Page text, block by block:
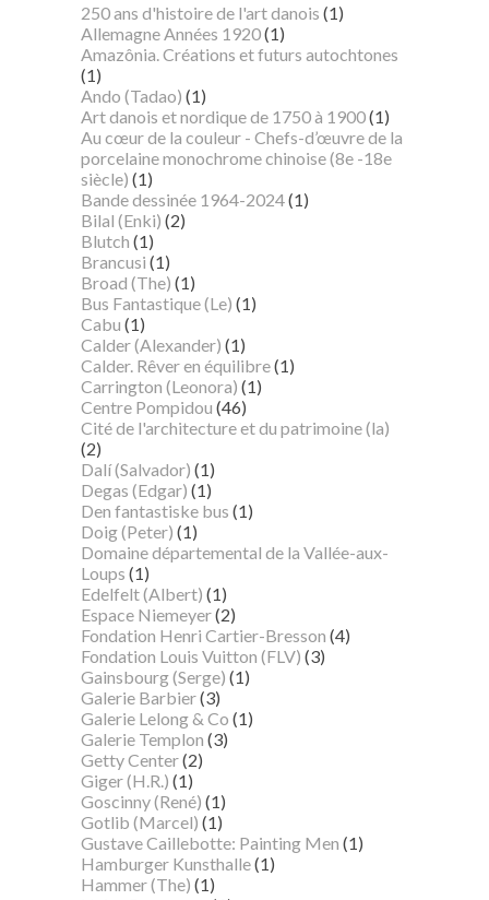
250 ans d'histoire de l'art danois (1)
Allemagne Années 1920(1)
Amazônia. Créations et futurs autochtones
(1)
Ando (Tadao) (1)
Art danois et nordique de 1750 à 1900(1)
Au cœur de la couleur - Chefs-d’œuvre de la
porcelaine monochrome chinoise (8e -18e
siècle) (1)
Bande dessinée 1964-2024(1)
Bilal (Enki) (2)
Blutch (1)
Brancusi (1)
Broad (The) (1)
Bus Fantastique (Le) (1)
Cabu (1)
Calder (Alexander) (1)
Calder. Rêver en équilibre(1)
Carrington (Leonora) (1)
Centre Pompidou (46)
Cité de l'architecture et du patrimoine (la)
(2)
Dalí (Salvador) (1)
Degas (Edgar) (1)
Den fantastiske bus (1)
Doig (Peter) (1)
Domaine départemental de la Vallée-aux-
Loups (1)
Edelfelt (Albert) (1)
Espace Niemeyer(2)
Fondation Henri Cartier-Bresson (4)
Fondation Louis Vuitton (FLV) (3)
Gainsbourg (Serge) (1)
Galerie Barbier(3)
Galerie Lelong & Co (1)
Galerie Templon (3)
Getty Center(2)
Giger (H.R.) (1)
Goscinny (René) (1)
Gotlib (Marcel) (1)
Gustave Caillebotte: Painting Men (1)
Hamburger Kunsthalle(1)
Hammer (The) (1)